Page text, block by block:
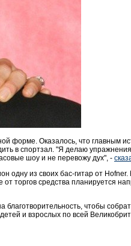
форме. Оказалось, что главным
в спортзал. "Я делаю
шоу и не перевожу дух", -
одну из своих бас-гитар от
торгов средства планируется
чтобы
и взрослых по всей